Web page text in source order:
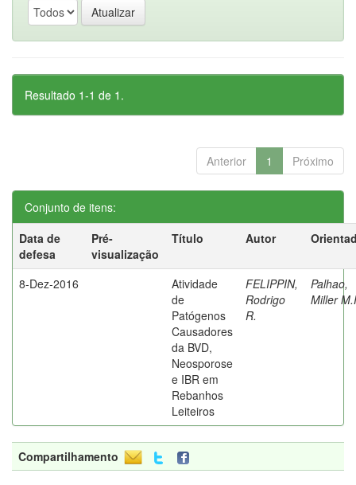
Resultado 1-1 de 1.
Anterior 1 Próximo
Conjunto de itens:
Data de
defesa
Pré-
visualização
Título Autor
8-Dez-2016
Atividade
de
Patógenos
Causadores
da BVD,
Neosporose
e IBR em
Rebanhos
Leiteiros
FELIPPIN,
Rodrigo
R.
Palhao,
Miller
Compartilhamento